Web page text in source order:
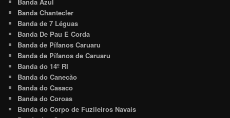
Banda Chantecler
Banda de 7 Léguas
Banda De Pau E Corda
Banda de Pífanos Caruaru
Banda de Pífanos de Caruaru
Banda do 14º RI
Banda do Canecão
Banda do Casaco
Banda do Coroas
Banda do Corpo de Fuzileiros Navais